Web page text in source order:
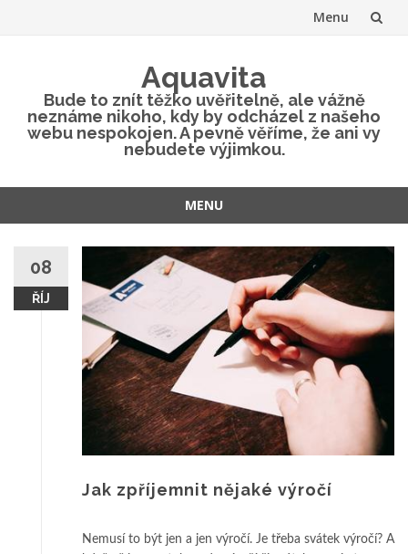
Menu
obsah
Aquavita
Bude to znít těžko uvěřitelně, ale vážně
neznáme nikoho, kdy by odcházel z našeho
webu nespokojen. A pevně věříme, že ani vy
nebudete výjimkou.
MENU
obsah08
ŘÍJ
Jak zpříjemnit nějaké výročí
Nemusí to být jen a jen výročí. Je třeba svátek výročí? A